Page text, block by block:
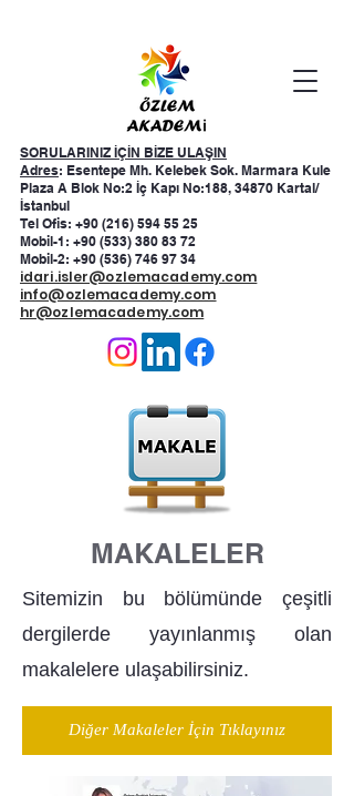
SORULARINIZ İÇİN BİZE ULAŞIN
Adres: Esentepe Mh. Kelebek Sok. Marmara Kule
Plaza A Blok No:2 İç Kapı No:188, 34870 Kartal/
İstanbul
Tel Ofis: +90 (216) 594 55 25
Mobil-1: +90 (533) 380 83 72
Mobil-2: +90 (536) 746 97 34
idari.isler@ozlemacademy.com
info@ozlemacademy.com
hr@ozlemacademy.com
MAKALELER
Sitemizin bu bölümünde çeşitli
dergilerde yayınlanmış olan
makalelere ulaşabilirsiniz.
Diğer Makaleler İçin Tıklayınız